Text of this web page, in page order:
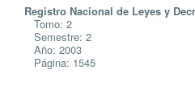
Registro Nacional de Leyes y
Tomo: 2
Semestre: 2
Año: 2003
Página: 1545